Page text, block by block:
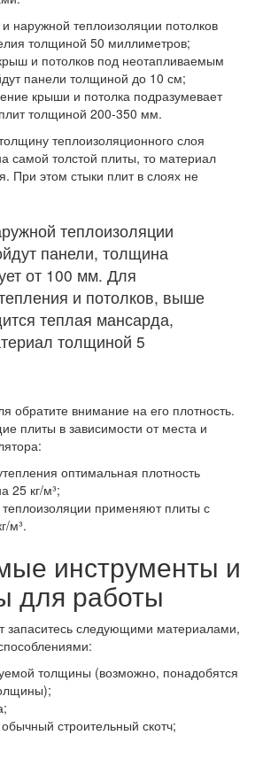
наружной теплоизоляции потолков
толщиной 50 миллиметров;
и потолков под неотапливаемым
панели толщиной до 10 см;
крыши и потолка подразумевает
толщиной 200-350 мм.
теплоизоляционного слоя
самой толстой плиты, то материал
При этом стыки плит в слоях не
теплоизоляции
панели, толщина
от 100 мм. Для
и потолков, выше
теплая мансарда,
толщиной 5
обратите внимание на его плотность.
плиты в зависимости от места и
оптимальная плотность
25 кг/м³;
применяют плиты с
м³.
инструменты и
для работы
запаситесь следующими материалами,
толщины (возможно, понадобятся
строительный скотч;